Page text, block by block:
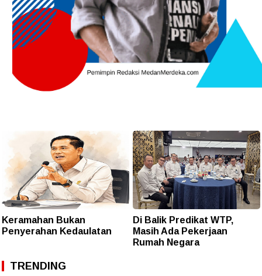
Keramahan Bukan
Penyerahan Kedaulatan
Di Balik Predikat WTP,
Masih Ada Pekerjaan
Rumah Negara
TRENDING